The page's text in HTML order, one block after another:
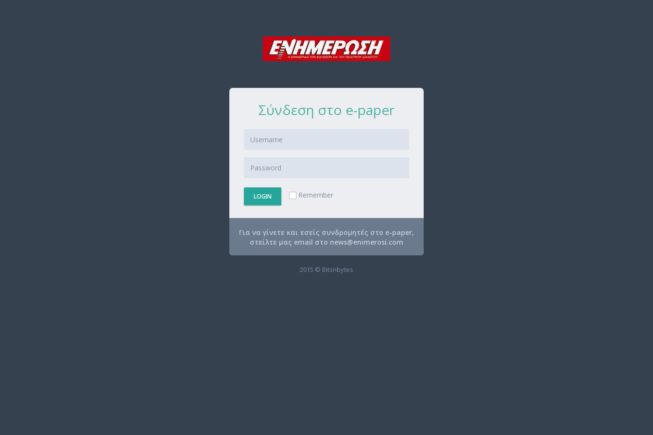
Σύνδεση στο e-paper
LOGIN Remember
Για να γίνετε και εσείς συνδρομητές στο e-paper,
στείλτε μας email στο news@enimerosi.com
2015 © Bitsnbytes